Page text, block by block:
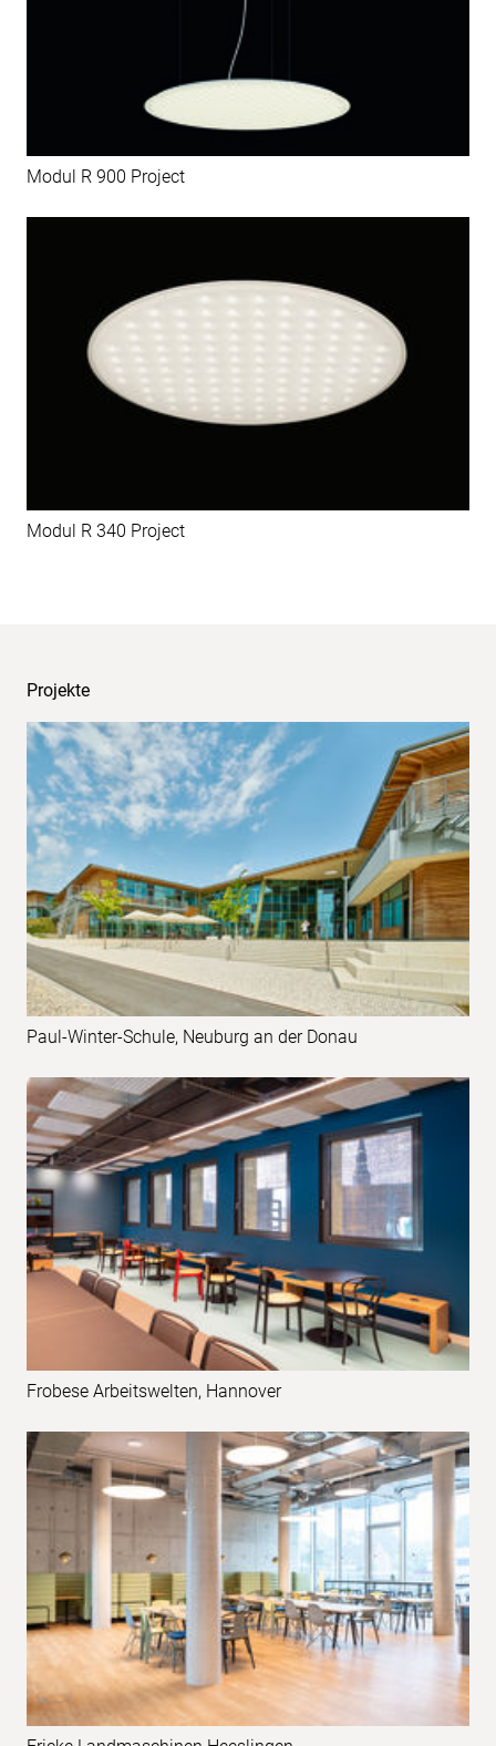
Modul R 900 Project
Modul R 340 Project
Projekte
Paul-Winter-Schule, Neuburg an der Donau
Frobese Arbeitswelten, Hannover